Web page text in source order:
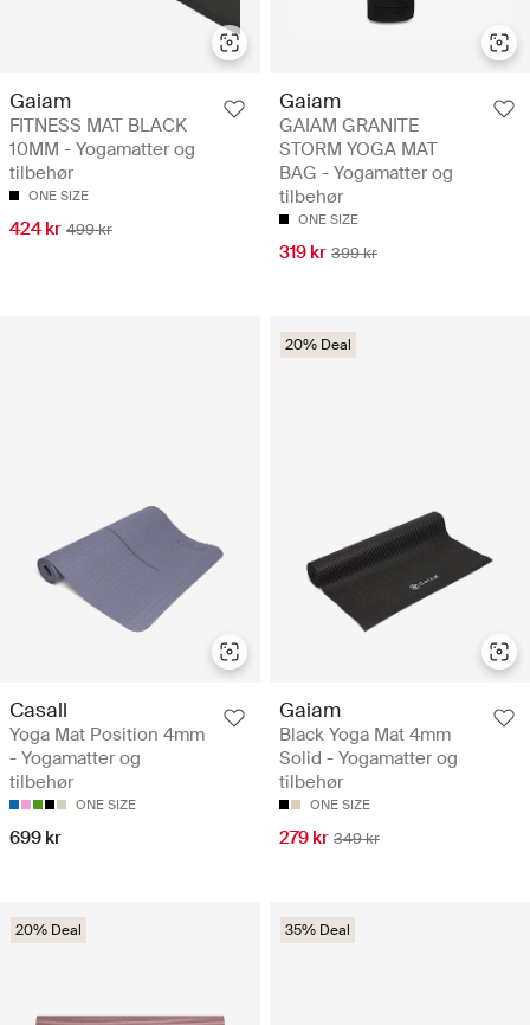
Gaiam
FITNESS MAT BLACK
10MM - Yogamatter og
tilbehør
ONE SIZE
424 kr 499 kr
Gaiam
GAIAM GRANITE
STORM YOGA MAT
BAG - Yogamatter og
tilbehør
ONE SIZE
319 kr 399 kr
Casall
Yoga Mat Position 4mm
- Yogamatter og
tilbehør
ONE SIZE
699 kr
20% Deal
Gaiam
Black Yoga Mat 4mm
Solid - Yogamatter og
tilbehør
ONE SIZE
279 kr 349 kr
20% Deal 35% Deal